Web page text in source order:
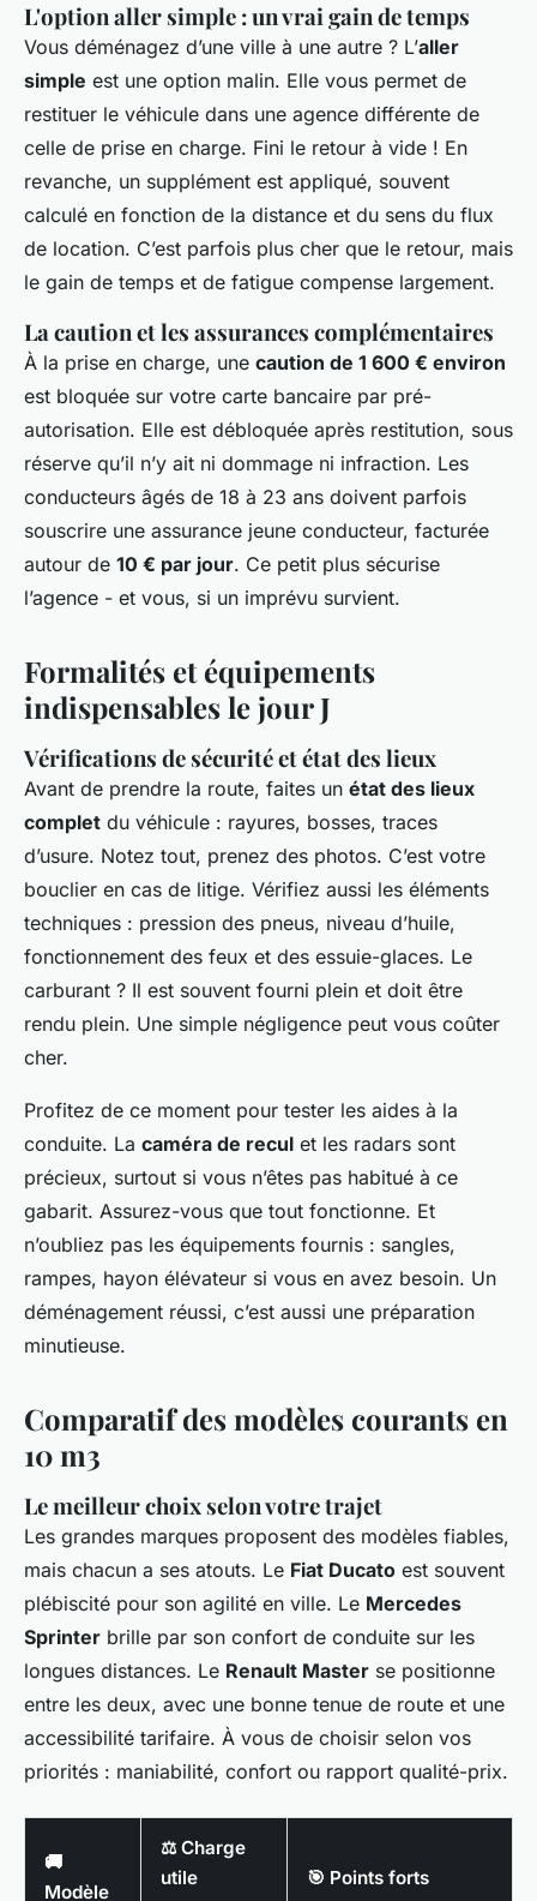
L'option aller simple : un vrai gain de temps
Vous déménagez d’une ville à une autre ? L’aller
simple est une option malin. Elle vous permet de
restituer le véhicule dans une agence différente de
celle de prise en charge. Fini le retour à vide ! En
revanche, un supplément est appliqué, souvent
calculé en fonction de la distance et du sens du flux
de location. C’est parfois plus cher que le retour, mais
le gain de temps et de fatigue compense largement.
La caution et les assurances complémentaires
À la prise en charge, une caution de 1 600 € environ
est bloquée sur votre carte bancaire par pré-
autorisation. Elle est débloquée après restitution, sous
réserve qu’il n’y ait ni dommage ni infraction. Les
conducteurs âgés de 18 à 23 ans doivent parfois
souscrire une assurance jeune conducteur, facturée
autour de 10 € par jour. Ce petit plus sécurise
l’agence - et vous, si un imprévu survient.
Formalités et équipements
indispensables le jour J
Vérifications de sécurité et état des lieux
Avant de prendre la route, faites un état des lieux
complet du véhicule : rayures, bosses, traces
d’usure. Notez tout, prenez des photos. C’est votre
bouclier en cas de litige. Vérifiez aussi les éléments
techniques : pression des pneus, niveau d’huile,
fonctionnement des feux et des essuie-glaces. Le
carburant ? Il est souvent fourni plein et doit être
rendu plein. Une simple négligence peut vous coûter
cher.
Profitez de ce moment pour tester les aides à la
conduite. La caméra de recul et les radars sont
précieux, surtout si vous n’êtes pas habitué à ce
gabarit. Assurez-vous que tout fonctionne. Et
n’oubliez pas les équipements fournis : sangles,
rampes, hayon élévateur si vous en avez besoin. Un
déménagement réussi, c’est aussi une préparation
minutieuse.
Comparatif des modèles courants en
10 m3
Le meilleur choix selon votre trajet
Les grandes marques proposent des modèles fiables,
mais chacun a ses atouts. Le Fiat Ducato est souvent
plébiscité pour son agilité en ville. Le Mercedes
Sprinter brille par son confort de conduite sur les
longues distances. Le Renault Master se positionne
entre les deux, avec une bonne tenue de route et une
accessibilité tarifaire. À vous de choisir selon vos
priorités : maniabilité, confort ou rapport qualité-prix.
🚚
Modèle
⚖️ Charge
utile
🎯 Points forts